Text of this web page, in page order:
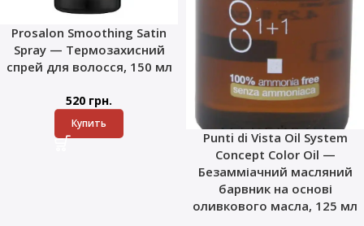
Prosalon Smoothing Satin
Spray — Термозахисний
спрей для волосся, 150 мл
520 грн.
Купить
Punti di Vista Oil System
Concept Color Oil —
Безамміачний масляний
барвник на основі
оливкового масла, 125 мл